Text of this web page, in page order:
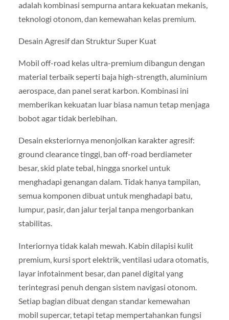
adalah kombinasi sempurna antara kekuatan mekanis,
teknologi otonom, dan kemewahan kelas premium.
Desain Agresif dan Struktur Super Kuat
Mobil off-road kelas ultra-premium dibangun dengan
material terbaik seperti baja high-strength, aluminium
aerospace, dan panel serat karbon. Kombinasi ini
memberikan kekuatan luar biasa namun tetap menjaga
bobot agar tidak berlebihan.
Desain eksteriornya menonjolkan karakter agresif:
ground clearance tinggi, ban off-road berdiameter
besar, skid plate tebal, hingga snorkel untuk
menghadapi genangan dalam. Tidak hanya tampilan,
semua komponen dibuat untuk menghadapi batu,
lumpur, pasir, dan jalur terjal tanpa mengorbankan
stabilitas.
Interiornya tidak kalah mewah. Kabin dilapisi kulit
premium, kursi sport elektrik, ventilasi udara otomatis,
layar infotainment besar, dan panel digital yang
terintegrasi penuh dengan sistem navigasi otonom.
Setiap bagian dibuat dengan standar kemewahan
mobil supercar, tetapi tetap mempertahankan fungsi